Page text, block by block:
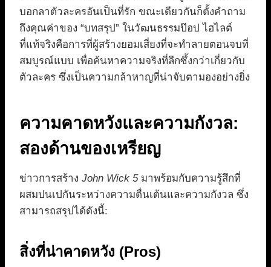
บอกลาตัวละครอันเป็นที่รัก ขณะเดียวกันก็ตั้งคำถาม
ถึงคุณค่าของ “บทสรุป” ในวัฒนธรรมป๊อป ไฮไลต์
ที่แท้จริงคือการที่ผู้สร้างยอมเสี่ยงที่จะทำลายตอนจบที่
สมบูรณ์แบบ เพื่อค้นหาความจริงที่ลึกซึ้งกว่าเกี่ยวกับ
ตัวละคร ซึ่งเป็นความกล้าหาญที่น่าจับตามองอย่างยิ่ง
ความคาดหวังและความกังวล:
สองด้านของเหรียญ
ข่าวการสร้าง John Wick 5มาพร้อมกับความรู้สึกที่
ผสมปนเปกันระหว่างความตื่นเต้นและความกังวล ซึ่ง
สามารถสรุปได้ดังนี้:
สิ่งที่น่าคาดหวัง (Pros)